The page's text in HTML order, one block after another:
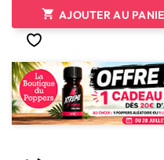
 AJOUTER AU